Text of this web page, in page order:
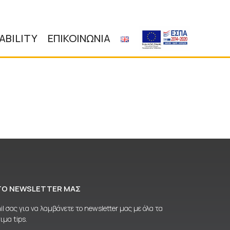
ΕΠΙΚΟΙΝΩΝΙΑ
NEWSLETTER ΜΑΣ
για να λαμβάνετε το newsletter μας με όλα τα
tips.